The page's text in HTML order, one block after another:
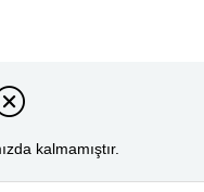
kalmamıştır.